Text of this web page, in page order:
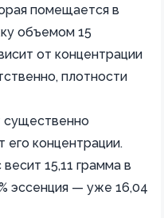
помещается в
объемом 15
от концентрации
плотности
его концентрации.
15,11 грамма в
эссенция — уже 16,04